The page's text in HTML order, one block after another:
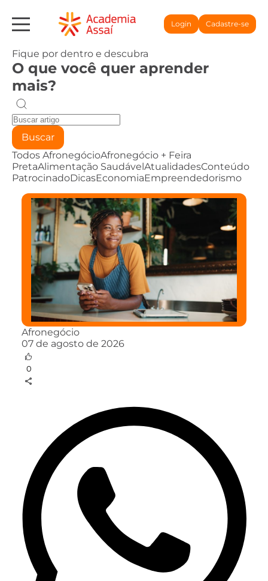
Login Cadastre-se
Fique por dentro e descubra
O que você quer aprender
mais?
Buscar
Todos AfronegócioAfronegócio + Feira
PretaAlimentação SaudávelAtualidadesConteúdo
PatrocinadoDicasEconomiaEmpreendedorismo
Afronegócio
07 de agosto de 2026
0